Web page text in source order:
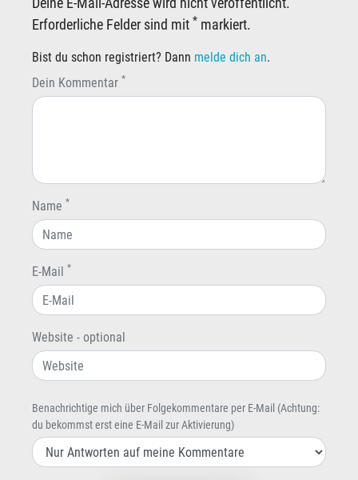
Erforderliche Felder sind mit * markiert.
Bist du schon registriert? Dann melde dich an.
Dein Kommentar *
Name *
E-Mail *
Website - optional
Benachrichtige mich über Folgekommentare per E-Mail (Achtung:
du bekommst erst eine E-Mail zur Aktivierung)